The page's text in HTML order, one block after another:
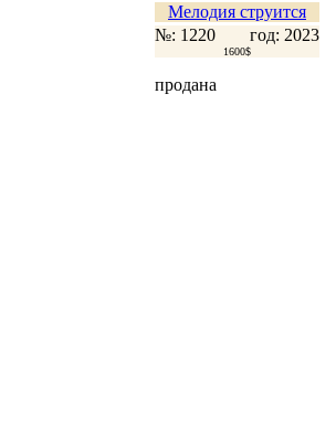
Мелодия струится
№: 1220
год: 2023
1600$
продана